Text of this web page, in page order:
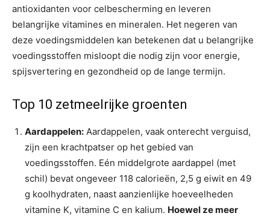
antioxidanten voor celbescherming en leveren
belangrijke vitamines en mineralen. Het negeren van
deze voedingsmiddelen kan betekenen dat u belangrijke
voedingsstoffen misloopt die nodig zijn voor energie,
spijsvertering en gezondheid op de lange termijn.
Top 10 zetmeelrijke groenten
Aardappelen: Aardappelen, vaak onterecht verguisd,
zijn een krachtpatser op het gebied van
voedingsstoffen. Eén middelgrote aardappel (met
schil) bevat ongeveer 118 calorieën, 2,5 g eiwit en 49
g koolhydraten, naast aanzienlijke hoeveelheden
vitamine K, vitamine C en kalium. Hoewel ze meer